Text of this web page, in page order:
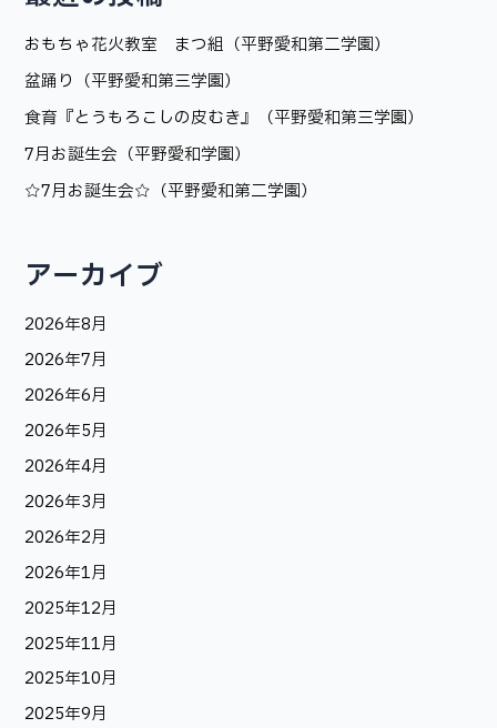
おもちゃ花火教室 まつ組（平野愛和第二学園）
盆踊り（平野愛和第三学園）
食育『とうもろこしの皮むき』（平野愛和第三学園）
7月お誕生会（平野愛和学園）
☆7月お誕生会☆（平野愛和第二学園）
アーカイブ
2026年8月
2026年7月
2026年6月
2026年5月
2026年4月
2026年3月
2026年2月
2026年1月
2025年12月
2025年11月
2025年10月
2025年9月